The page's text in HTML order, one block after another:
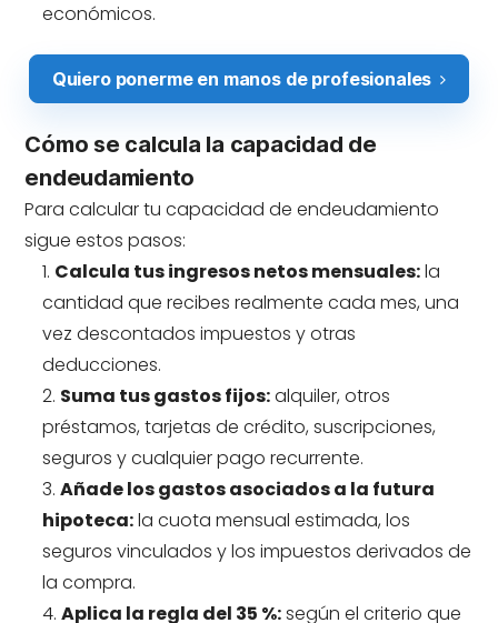
económicos.
Quiero ponerme en manos de profesionales
Cómo se calcula la capacidad de
endeudamiento
Para calcular tu capacidad de endeudamiento
sigue estos pasos:
Calcula tus ingresos netos mensuales:la
cantidad que recibes realmente cada mes, una
vez descontados impuestos y otras
deducciones.
Suma tus gastos fijos:alquiler, otros
préstamos, tarjetas de crédito, suscripciones,
seguros y cualquier pago recurrente.
Añade los gastos asociados a la futura
hipoteca:la cuota mensual estimada, los
seguros vinculados y los impuestos derivados de
la compra.
Aplica la regla del 35 %:según el criterio que